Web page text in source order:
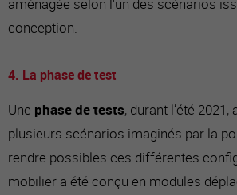
conception.
4. La phase de test
Une phase de tests, durant l’été
plusieurs scénarios imaginés par la
rendre possibles ces différentes
mobilier a été conçu en modules